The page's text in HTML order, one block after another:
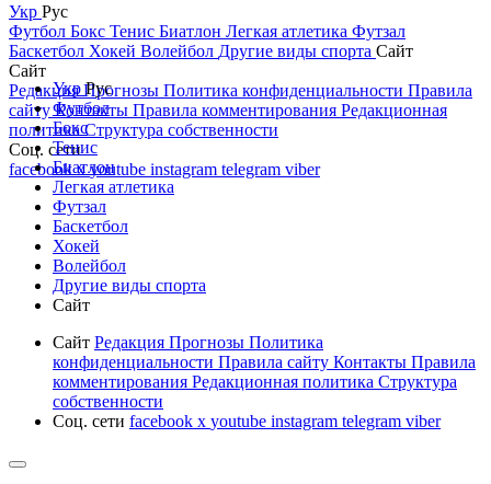
Укр Рус
Футбол Бокс Тенис Биатлон Легкая атлетика Футзал
Баскетбол Хокей Волейбол Другие виды спорта Сайт
Сайт
РедакцияПрогнозы Политика конфиденциальности Правила
сайтуКонтакты Правила комментирования Редакционная
политикаСтруктура собственности
Соц. сети
facebookxyoutube instagram telegram viber
УкрРус
Футбол
Бокс
Тенис
Биатлон
Легкая атлетика
Футзал
Баскетбол
Хокей
Волейбол
Другие виды спорта
Сайт
Сайт Редакция Прогнозы Политика
конфиденциальности Правила сайту Контакты Правила
комментирования Редакционная политика Структура
собственности
Соц. сети facebook x youtube instagram telegram viber